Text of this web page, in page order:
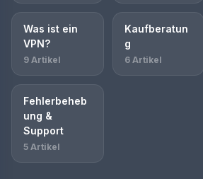
Was ist ein
VPN?
9 Artikel
Kaufberatun
g
6 Artikel
Fehlerbeheb
ung &
Support
5 Artikel